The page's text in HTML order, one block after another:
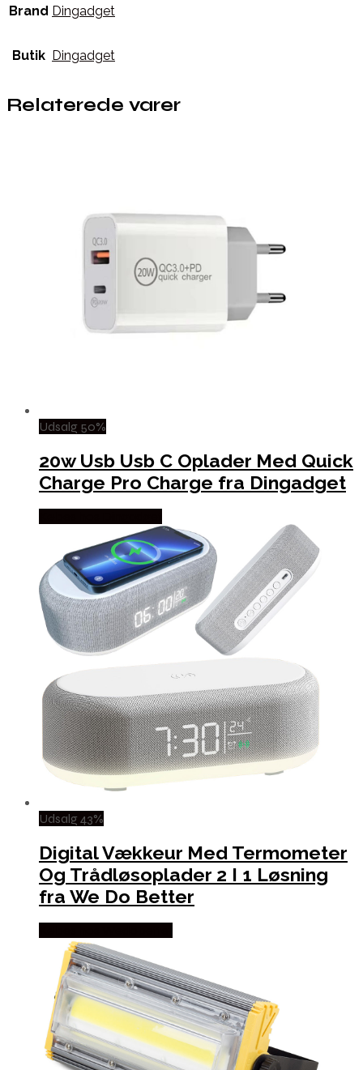
Brand Dingadget
Butik Dingadget
Relaterede varer
Udsalg 50%
20w Usb Usb C Oplader Med Quick
Charge Pro Charge fra Dingadget
Udsalg 43%
Digital Vækkeur Med Termometer
Og Trådløsoplader 2 I 1 Løsning
fra We Do Better